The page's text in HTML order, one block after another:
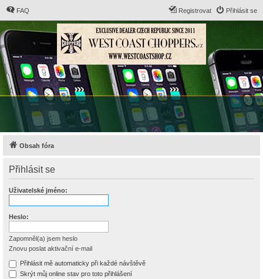
FAQ Přihlásit se
Registrovat
Obsah fóra
Přihlásit se
Uživatelské jméno:
Heslo:
Zapomněl(a) jsem heslo
Znovu poslat aktivační e-mail
Přihlásit mě automaticky při každé návštěvě
Skrýt můj online stav pro toto přihlášení